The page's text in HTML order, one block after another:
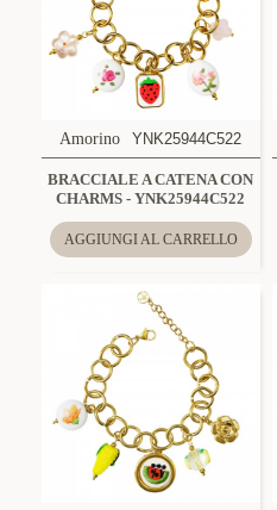
Amorino YNK25944C522
BRACCIALE A CATENA CON
CHARMS - YNK25944C522
AGGIUNGI AL CARRELLO